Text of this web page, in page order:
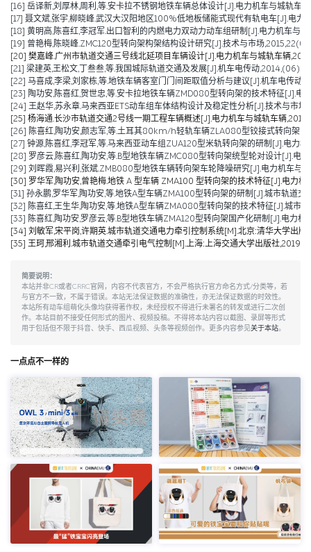
[16] 岳译新,刘厚林,周利,等.安卡拉不锈钢地铁车辆总体设计[J].电力机车与城轨车
[17] 聂文斌,张宇,柳晓峰.武汉大汉阳地区100%低地板储能式现代有轨电车[J].电
[18] 黄明高,陈喜红,李冠军.出口智利的内燃电力双动力动车组研制[J].电力机车与
[19] 曾艳梅,陈晓峰.ZMC120型转向架构架结构设计研究[J].技术与市场
[20] 樊嘉峰.广州市轨道交通三号线北延项目车辆设计[J].电力机车与城轨车辆
[21] 梁建英,王松文,丁叁叁,等.我国城际轨道交通及发展[J].机车电传动
[22] 马喜成,李梁,刘家栋,等.地铁车辆客室门门间距取值分析与建议[J].机车电传动
[23] 陶功安,陈喜红,贺世忠,等.安卡拉地铁车辆ZMD080型转向架的技术特征[J].电
[24] 王赵华,苏永章.马来西亚ETS动车组车体结构设计及稳定性分析[J].技术与市
[25] 杨海通.长沙市轨道交通2号线一期工程车辆概述[J].电力机车与城轨车辆
[26] 陈喜红,陶功安,颜志军,等.土耳其80km/h轻轨车辆ZLA080型铰接式转向架
[27] 钟源,陈喜红,李冠军,等.马来西亚动车组ZUA120型米轨转向架的研制[J].电力
[28] 罗彦云,陈喜红,陶功安,等.B型地铁车辆ZMC080型转向架统型轮对设计[J].电
[29] 刘晖霞,易兴利,张斌.ZMB080型地铁车辆转向架车轮降噪研究[J].电力机车与
[30] 罗华军,陶功安,曾艳梅.地铁 A 型车辆 ZMA100 型转向架的技术特征[J].电力
[31] 孙永鹏,罗华军,陶功安,等.地铁A型车辆ZMA100型转向架的研制[J].城市轨道
[32] 陈喜红,王生华,陶功安,等.地铁A型车辆ZMA080型转向架的技术特征[J].城市
[33] 陈喜红,陶功安,罗彦云,等.B型地铁车辆ZMA120型转向架国产化研制[J].电力
[34] 刘敏军,宋平岗,许期英.城市轨道交通电力牵引控制系统[M].北京:清华大学出版
[35] 王珂,邢湘利.城市轨道交通牵引电气控制[M].上海:上海交通大学出版社,2019.
简要说明：
本站并非CR或者CRRC官网，内容不代表官方，不会严格执行官方命名方式/分类等，若
与官方不一致，不属于错误。本站无法保证数据的准确性，亦无法保证数据的时效性。
本站所有动车组萌化头像均获得著作权，未经授权不得进行未署名的转发或进行二次创
作。本站目前不接受任何形式的图片、视频投稿。不得将本站内容以截图、录屏等形式
用于包括但不限于抖音、快手、西瓜视频、头条等视频创作。更多内容参见关于本站。
一点点不一样的